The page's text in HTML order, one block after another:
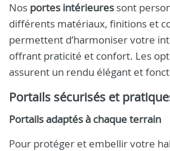
Nos portes intérieures sont
différents matériaux, finitions et
permettent d’harmoniser votre
offrant praticité et confort. Les
assurent un rendu élégant et
Portails sécurisés et
Portails adaptés à chaque terrain
Pour protéger et embellir votre